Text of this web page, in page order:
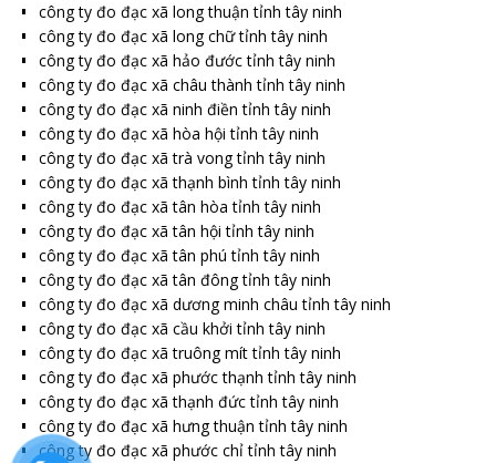
công ty đo đạc xã long thuận tỉnh tây ninh
công ty đo đạc xã long chữ tỉnh tây ninh
công ty đo đạc xã hảo đước tỉnh tây ninh
công ty đo đạc xã châu thành tỉnh tây ninh
công ty đo đạc xã ninh điền tỉnh tây ninh
công ty đo đạc xã hòa hội tỉnh tây ninh
công ty đo đạc xã trà vong tỉnh tây ninh
công ty đo đạc xã thạnh bình tỉnh tây ninh
công ty đo đạc xã tân hòa tỉnh tây ninh
công ty đo đạc xã tân hội tỉnh tây ninh
công ty đo đạc xã tân phú tỉnh tây ninh
công ty đo đạc xã tân đông tỉnh tây ninh
công ty đo đạc xã dương minh châu tỉnh tây ninh
công ty đo đạc xã cầu khởi tỉnh tây ninh
công ty đo đạc xã truông mít tỉnh tây ninh
công ty đo đạc xã phước thạnh tỉnh tây ninh
công ty đo đạc xã thạnh đức tỉnh tây ninh
công ty đo đạc xã hưng thuận tỉnh tây ninh
công ty đo đạc xã phước chỉ tỉnh tây ninh